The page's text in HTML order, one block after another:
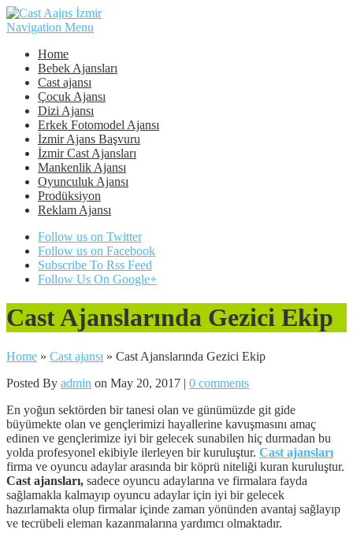
Navigation Menu
Home
Bebek Ajansları
Cast ajansı
Çocuk Ajansı
Dizi Ajansı
Erkek Fotomodel Ajansı
İzmir Ajans Başvuru
İzmir Cast Ajansları
Mankenlik Ajansı
Oyunculuk Ajansı
Prodüksiyon
Reklam Ajansı
Follow us on Twitter
Follow us on Facebook
Subscribe To Rss Feed
Follow Us On Google+
Cast Ajanslarında Gezici Ekip
Home » Cast ajansı » Cast Ajanslarında Gezici Ekip
Posted By admin on May 20, 2017 | 0 comments
En yoğun sektörden bir tanesi olan ve günümüzde git gide
büyümekte olan ve gençlerimizi hayallerine kavuşmasını amaç
edinen ve gençlerimize iyi bir gelecek sunabilen hiç durmadan bu
yolda profesyonel ekibiyle ilerleyen bir kuruluştur. Cast ajansları
firma ve oyuncu adaylar arasında bir köprü niteliği kuran kuruluştur.
Cast ajansları, sadece oyuncu adaylarına ve firmalara fayda
sağlamakla kalmayıp oyuncu adaylar için iyi bir gelecek
hazırlamakta olup firmalar içinde zaman yönünden avantaj sağlayıp
ve tecrübeli eleman kazanmalarına yardımcı olmaktadır.